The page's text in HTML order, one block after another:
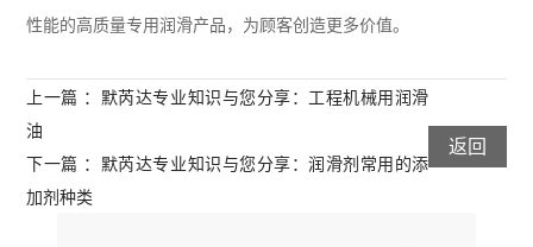
性能的高质量专用润滑产品，为顾客创造更多价值。
上一篇 ：默芮达专业知识与您分享：工程机械用润滑
油
下一篇 ：默芮达专业知识与您分享：润滑剂常用的添
加剂种类
返回